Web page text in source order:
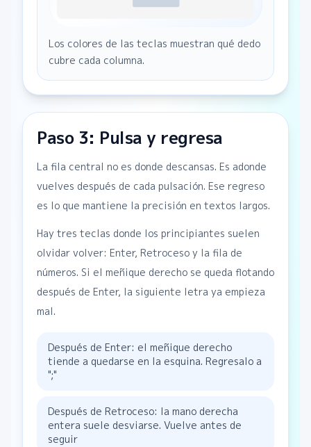
Los colores de las teclas muestran qué dedo
cubre cada columna.
Paso 3: Pulsa y regresa
La fila central no es donde descansas. Es adonde
vuelves después de cada pulsación. Ese regreso
es lo que mantiene la precisión en textos largos.
Hay tres teclas donde los principiantes suelen
olvidar volver: Enter, Retroceso y la fila de
números. Si el meñique derecho se queda flotando
después de Enter, la siguiente letra ya empieza
mal.
Después de Enter: el meñique derecho
tiende a quedarse en la esquina. Regresalo a
";"
Después de Retroceso: la mano derecha
entera suele desviarse. Vuelve antes de
seguir